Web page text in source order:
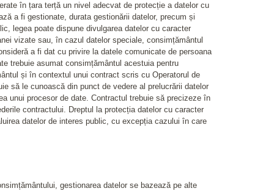
în țara terță un nivel adecvat de protecție a datelor cu
a fi gestionate, durata gestionării datelor, precum și
legea poate dispune divulgarea datelor cu caracter
vizate sau, în cazul datelor speciale, consimțământul
a fi dat cu privire la datele comunicate de persoana
trebuie asumat consimțământul acestuia pentru
și în contextul unui contract scris cu Operatorul de
să le cunoască din punct de vedere al prelucrării datelor
unui procesor de date. Contractul trebuie să precizeze în
contractului. Dreptul la protecția datelor cu caracter
datelor de interes public, cu excepția cazului în care
gestionarea datelor se bazează pe alte